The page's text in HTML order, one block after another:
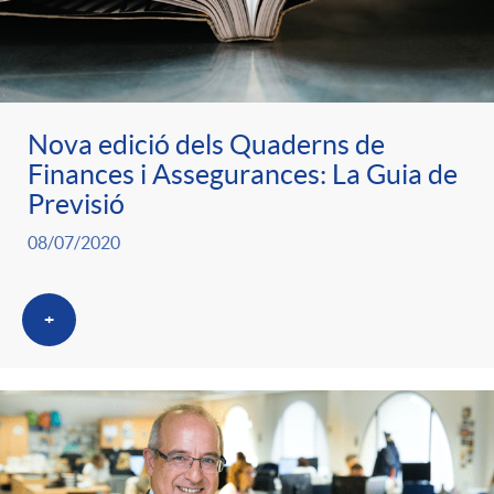
r
a
S
l
a
ó
p
e
r
c
a
t
t
e
n
i
d
o
A
l
i
c
a
d
o
r
Nova edició dels Quaderns de
Finances i Assegurances: La Guia de
Previsió
08/07/2020
+